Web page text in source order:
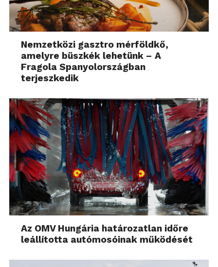
Nemzetközi gasztro mérföldkő,
amelyre büszkék lehetünk – A
Fragola Spanyolországban
terjeszkedik
Az OMV Hungária határozatlan időre
leállította autómosóinak működését